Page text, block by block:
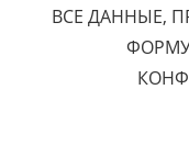
ВСЕ ДАННЫЕ,